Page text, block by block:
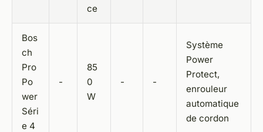
ce
Bos
ch
Pro
Po
wer
Séri
e 4
-
85
0
W
- -
Système
Power
Protect,
enrouleur
automatique
de cordon